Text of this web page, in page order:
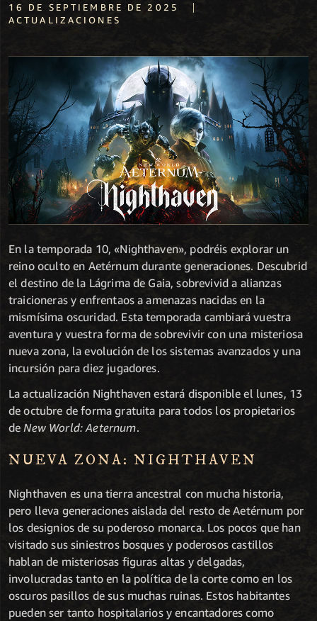
16 DE SEPTIEMBRE DE 2025 |
ACTUALIZACIONES
En la temporada 10, «Nighthaven», podréis explorar un
reino oculto en Aetérnum durante generaciones. Descubrid
el destino de la Lágrima de Gaia, sobrevivid a alianzas
traicioneras y enfrentaos a amenazas nacidas en la
mismísima oscuridad. Esta temporada cambiará vuestra
aventura y vuestra forma de sobrevivir con una misteriosa
nueva zona, la evolución de los sistemas avanzados y una
incursión para diez jugadores.
La actualización Nighthaven estará disponible el lunes, 13
de octubre de forma gratuita para todos los propietarios
deNew World: Aeternum.
NUEVA ZONA: NIGHTHAVEN
Nighthaven es una tierra ancestral con mucha historia,
pero lleva generaciones aislada del resto de Aetérnum por
los designios de su poderoso monarca. Los pocos que han
visitado sus siniestros bosques y poderosos castillos
hablan de misteriosas figuras altas y delgadas,
involucradas tanto en la política de la corte como en los
oscuros pasillos de sus muchas ruinas. Estos habitantes
pueden ser tanto hospitalarios y encantadores como